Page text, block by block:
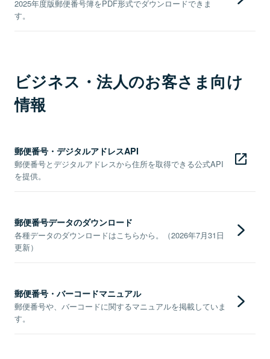
2025年度版郵便番号簿をPDF形式でダウンロードできま
す。
ビジネス・法人のお客さま向け
情報
郵便番号・デジタルアドレスAPI
郵便番号とデジタルアドレスから住所を取得できる公式API
を提供。
郵便番号データのダウンロード
各種データのダウンロードはこちらから。（2026年7月31日
更新）
郵便番号・バーコードマニュアル
郵便番号や、バーコードに関するマニュアルを掲載していま
す。